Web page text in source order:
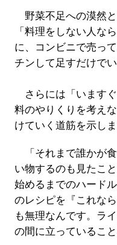
野菜不足への漠然と
「料理をしない人な
に、コンビニで売っ
チンして足すだけで
さらには「います
料のやりくりを考え
けていく道筋を示しま
「それまで誰かが
い物するのも見たこ
始めるまでのハード
のレシピを『これな
も無理なんです。ラ
の間に立っているこ